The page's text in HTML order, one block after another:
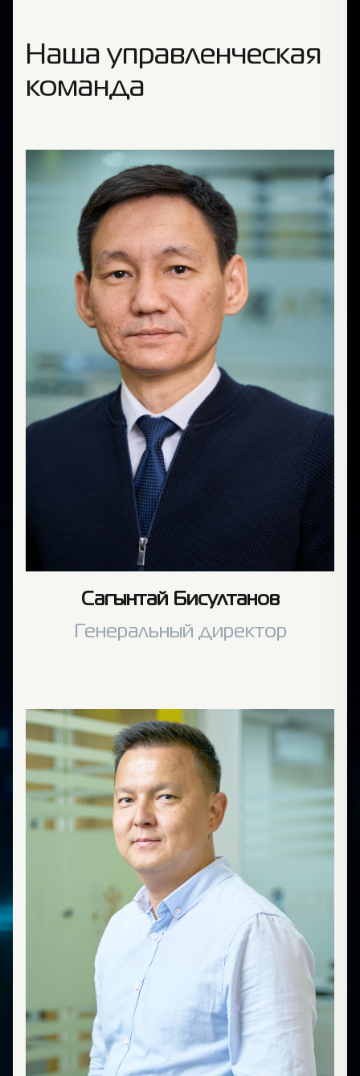
Наша управленческая
команда
Сагынтай Бисултанов
Генеральный директор